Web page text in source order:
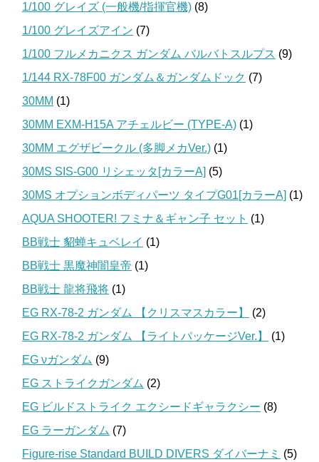
1/100 グレイズ (一般機/指揮官機) (8)
1/100 グレイズアイン (7)
1/100 フルメカニクス ガンダム バルバトスルプス (9)
1/144 RX-78F00 ガンダム＆ガンダムドック (7)
30MM (1)
30MM EXM-H15A アチェルビー (TYPE-A) (1)
30MM エグザビークル (多脚メカVer.) (1)
30MS SIS-G00 リシェッタ[カラーA] (5)
30MS オプションボディパーツ タイプG01[カラーA] (1)
AQUA SHOOTER! フミナ＆ギャン子 セット (1)
BB戦士 貂蝉キュベレイ (1)
BB戦士 黒魔神闇皇帝 (1)
BB戦士 龍将飛将 (1)
EG RX-78-2 ガンダム 【クリスマスカラー】
(2)
EG RX-78-2 ガンダム 【ライトパッケージVer.】
(1)
EG νガンダム (9)
EG ストライクガンダム (2)
EG ビルドストライク エクシードギャラクシー (8)
EG ラーガンダム (7)
Figure-rise Standard BUILD DIVERS ダイバーナミ (5)